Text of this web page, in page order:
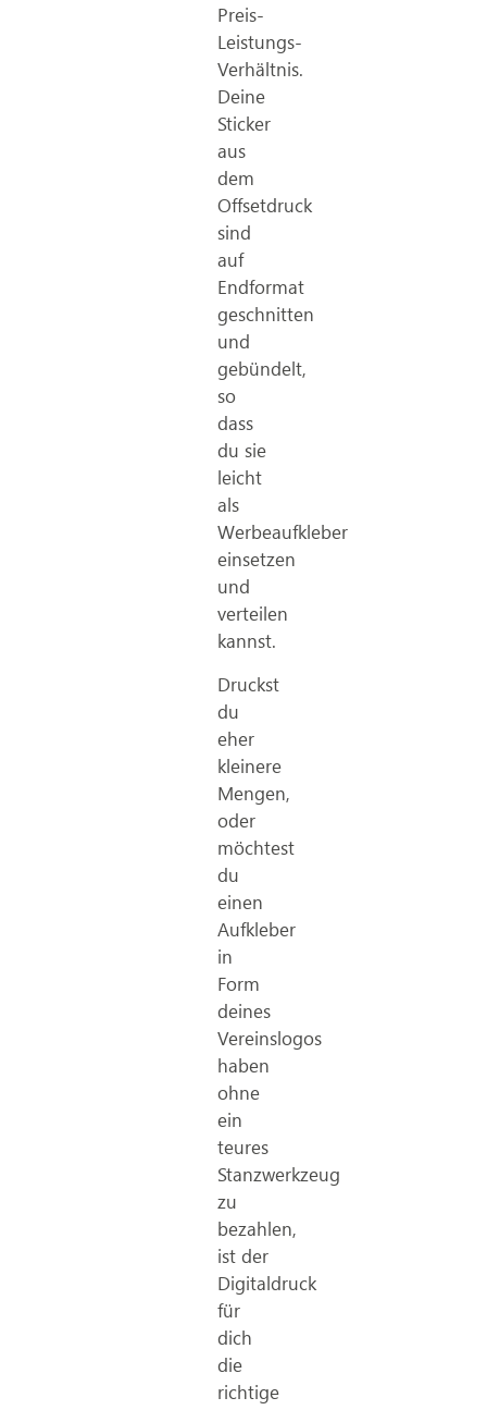
Preis-
Leistungs-
Verhältnis.
Deine
Sticker
aus
dem
Offsetdruck
sind
auf
Endformat
geschnitten
und
gebündelt,
so
dass
du sie
leicht
als
Werbeaufkleber
einsetzen
und
verteilen
kannst.
Druckst
du
eher
kleinere
Mengen,
oder
möchtest
du
einen
Aufkleber
in
Form
deines
Vereinslogos
haben
ohne
ein
teures
Stanzwerkzeug
zu
bezahlen,
ist der
Digitaldruck
für
dich
die
richtige